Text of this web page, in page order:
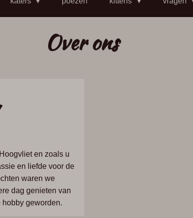
Over ons
Hoogvlieten zoals u
en liefde voor de
waren we
dag genieten van
hobby geworden.